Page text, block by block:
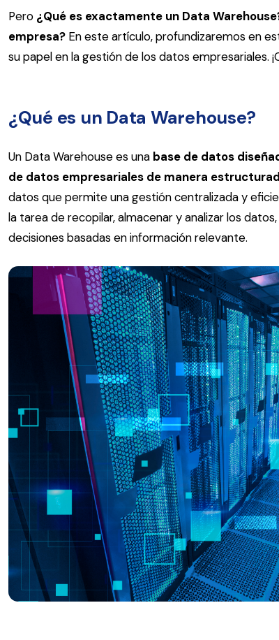
Pero ¿Qué es exactamente un Data
empresa? En este artículo, profundizaremos en
su papel en la gestión de los datos empresariales.
¿Qué es un Data Warehouse?
Un Data Warehouse es una base de datos
de datos empresariales de manera
datos que permite una gestión centralizada y
la tarea de recopilar, almacenar y analizar los
decisiones basadas en información relevante.